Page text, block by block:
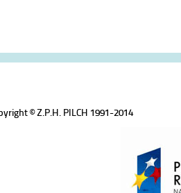
© Z.P.H. PILCH 1991-2014